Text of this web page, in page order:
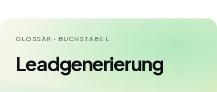
GLOSSAR · BUCHSTABE L
Leadgenerierung